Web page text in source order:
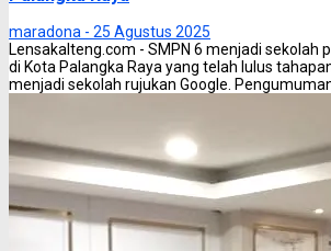
maradona - 25 Agustus 2025
Lensakalteng.com - SMPN 6 menjadi sekolah
di Kota Palangka Raya yang telah lulus
menjadi sekolah rujukan Google. Pengumuman